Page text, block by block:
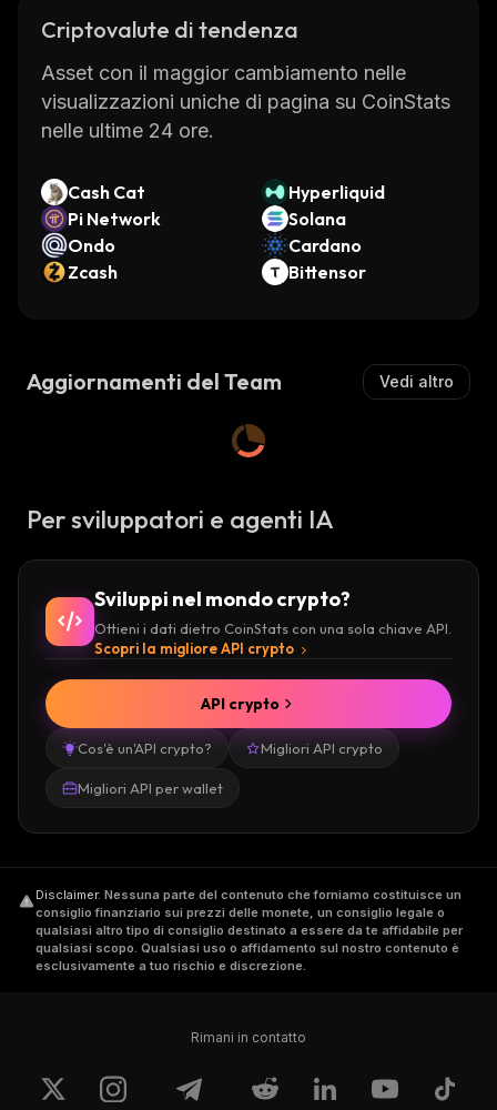
Criptovalute di tendenza
Asset con il maggior cambiamento nelle
visualizzazioni uniche di pagina su CoinStats
nelle ultime 24 ore.
Cash Cat
Hyperliquid
Pi Network
Solana
Ondo
Cardano
Zcash
Bittensor
Aggiornamenti del Team Vedi altro
Per sviluppatori e agenti IA
Sviluppi nel mondo crypto?
Ottieni i dati dietro CoinStats con una sola chiave API.
Scopri la migliore API crypto
Cos'è un'API crypto? Migliori API crypto
Migliori API per wallet
API crypto
Disclaimer. Nessuna parte del contenuto che forniamo costituisce un
consiglio finanziario sui prezzi delle monete, un consiglio legale o
qualsiasi altro tipo di consiglio destinato a essere da te affidabile per
qualsiasi scopo. Qualsiasi uso o affidamento sul nostro contenuto è
esclusivamente a tuo rischio e discrezione.
Rimani in contatto